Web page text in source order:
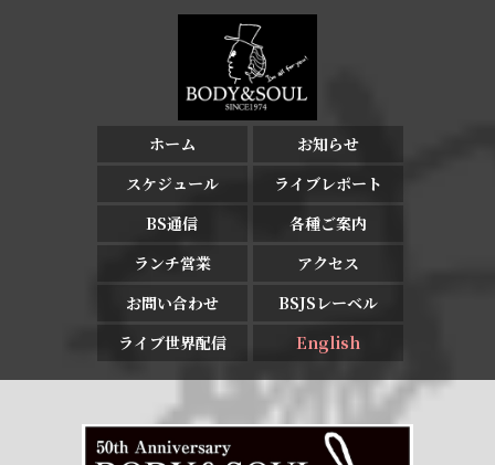
ホーム
お知らせ
スケジュール
ライブレポート
BS通信
各種ご案内
ランチ営業
アクセス
お問い合わせ
BSJSレーベル
ライブ世界配信
English